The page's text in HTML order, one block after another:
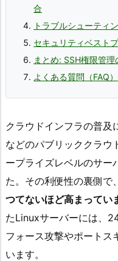
合
トラブルシューティ
セキュリティベスト
まとめ: SSH権限管
よくある質問（FAQ）
クラウドインフラの普
などのパブリッククラウ
ープライズレベルのサー
た。その利便性の裏側で、
つてないほど高まってい
たLinuxサーバーには、
フォース攻撃やポートス
います。